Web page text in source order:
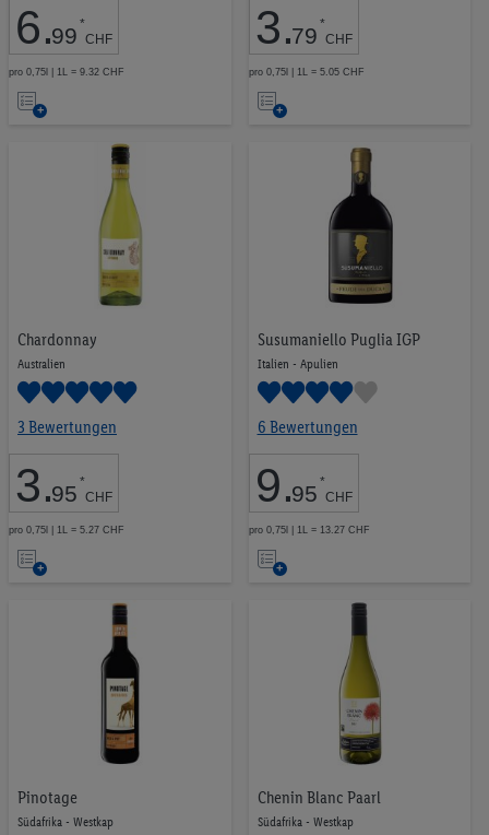
6.99 *
CHF
pro 0,75l | 1L = 9.32 CHF
Auf
Merkliste
3.79 *
CHF
pro 0,75l | 1L = 5.05 CHF
Auf
Merkliste
Chardonnay
Australien
3 Bewertungen
3.95 *
CHF
pro 0,75l | 1L = 5.27 CHF
Auf
Merkliste
Susumaniello Puglia IGP
Italien - Apulien
6 Bewertungen
9.95 *
CHF
pro 0,75l | 1L = 13.27 CHF
Auf
Pinotage
Südafrika - Westkap
Chenin Blanc Paarl
Südafrika - Westkap